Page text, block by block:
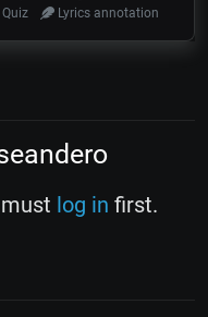
Lyrics annotation
log in first.